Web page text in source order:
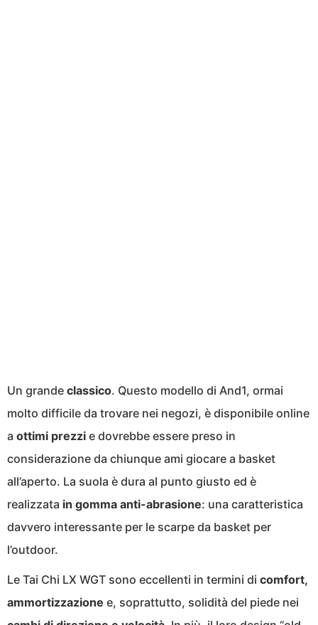
Un grande classico. Questo modello di And1, ormai
molto difficile da trovare nei negozi, è disponibile online
a ottimi prezzi e dovrebbe essere preso in
considerazione da chiunque ami giocare a basket
all’aperto. La suola è dura al punto giusto ed è
realizzata in gomma anti-abrasione: una caratteristica
davvero interessante per le scarpe da basket per
l’outdoor.
Le Tai Chi LX WGT sono eccellenti in termini di comfort,
ammortizzazione e, soprattutto, solidità del piede nei